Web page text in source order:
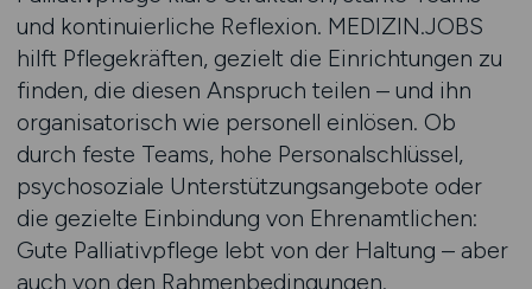
und kontinuierliche Reflexion. MEDIZIN.JOBS
hilft Pflegekräften, gezielt die Einrichtungen zu
finden, die diesen Anspruch teilen – und ihn
organisatorisch wie personell einlösen. Ob
durch feste Teams, hohe Personalschlüssel,
psychosoziale Unterstützungsangebote oder
die gezielte Einbindung von Ehrenamtlichen:
Gute Palliativpflege lebt von der Haltung – aber
auch von den Rahmenbedingungen.